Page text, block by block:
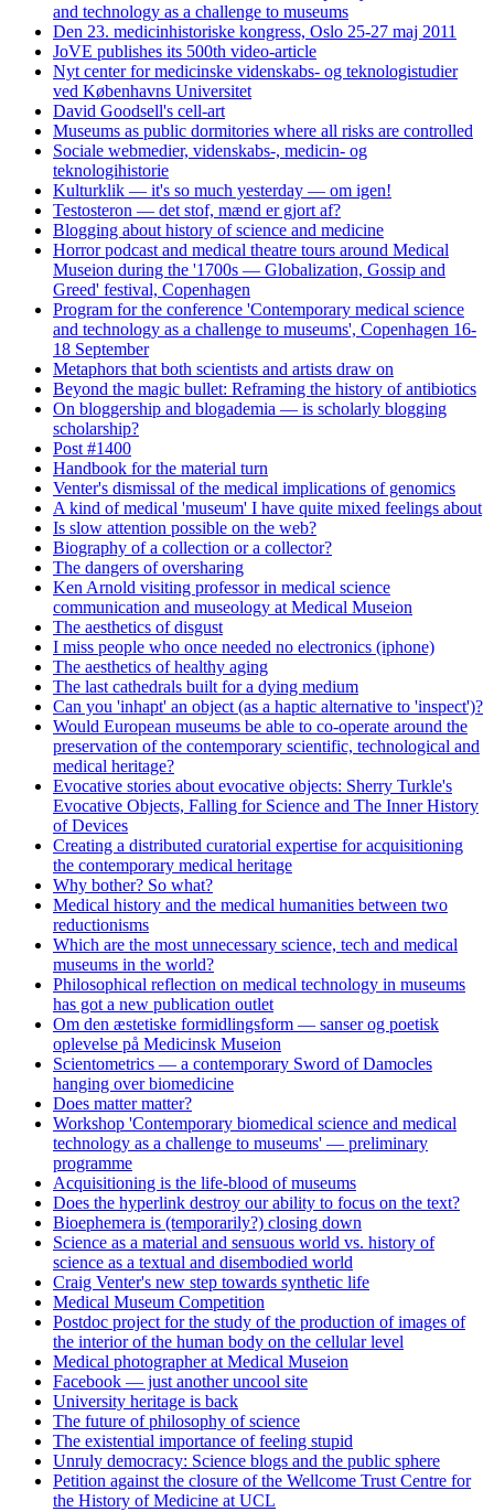
and technology as a challenge to museums
Den 23. medicinhistoriske kongress, Oslo 25-27 maj 2011
JoVE publishes its 500th video-article
Nyt center for medicinske videnskabs- og teknologistudier
ved Københavns Universitet
David Goodsell's cell-art
Museums as public dormitories where all risks are controlled
Sociale webmedier, videnskabs-, medicin- og
teknologihistorie
Kulturklik — it's so much yesterday — om igen!
Testosteron — det stof, mænd er gjort af?
Blogging about history of science and medicine
Horror podcast and medical theatre tours around Medical
Museion during the '1700s — Globalization, Gossip and
Greed' festival, Copenhagen
Program for the conference 'Contemporary medical science
and technology as a challenge to museums', Copenhagen 16-
18 September
Metaphors that both scientists and artists draw on
Beyond the magic bullet: Reframing the history of antibiotics
On bloggership and blogademia — is scholarly blogging
scholarship?
Post #1400
Handbook for the material turn
Venter's dismissal of the medical implications of genomics
A kind of medical 'museum' I have quite mixed feelings about
Is slow attention possible on the web?
Biography of a collection or a collector?
The dangers of oversharing
Ken Arnold visiting professor in medical science
communication and museology at Medical Museion
The aesthetics of disgust
I miss people who once needed no electronics (iphone)
The aesthetics of healthy aging
The last cathedrals built for a dying medium
Can you 'inhapt' an object (as a haptic alternative to 'inspect')?
Would European museums be able to co-operate around the
preservation of the contemporary scientific, technological and
medical heritage?
Evocative stories about evocative objects: Sherry Turkle's
Evocative Objects, Falling for Science and The Inner History
of Devices
Creating a distributed curatorial expertise for acquisitioning
the contemporary medical heritage
Why bother? So what?
Medical history and the medical humanities between two
reductionisms
Which are the most unnecessary science, tech and medical
museums in the world?
Philosophical reflection on medical technology in museums
has got a new publication outlet
Om den æstetiske formidlingsform — sanser og poetisk
oplevelse på Medicinsk Museion
Scientometrics — a contemporary Sword of Damocles
hanging over biomedicine
Does matter matter?
Workshop 'Contemporary biomedical science and medical
technology as a challenge to museums' — preliminary
programme
Acquisitioning is the life-blood of museums
Does the hyperlink destroy our ability to focus on the text?
Bioephemera is (temporarily?) closing down
Science as a material and sensuous world vs. history of
science as a textual and disembodied world
Craig Venter's new step towards synthetic life
Medical Museum Competition
Postdoc project for the study of the production of images of
the interior of the human body on the cellular level
Medical photographer at Medical Museion
Facebook — just another uncool site
University heritage is back
The future of philosophy of science
The existential importance of feeling stupid
Unruly democracy: Science blogs and the public sphere
Petition against the closure of the Wellcome Trust Centre for
the History of Medicine at UCL